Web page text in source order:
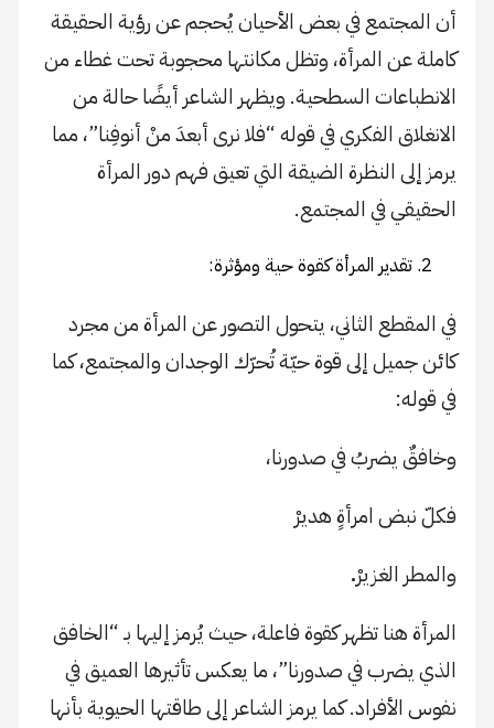
أن المجتمع في بعض الأحيان يُحجم عن رؤية الحقيقة
كاملة عن المرأة، وتظل مكانتها محجوبة تحت غطاء من
الانطباعات السطحية. ويظهر الشاعر أيضًا حالة من
الانغلاق الفكري في قوله “فلا نرى أبعدَ منْ أنوفِنا”، مما
يرمز إلى النظرة الضيقة التي تعيق فهم دور المرأة
الحقيقي في المجتمع.
تقدير المرأة كقوة حية ومؤثرة:
في المقطع الثاني، يتحول التصور عن المرأة من مجرد
كائن جميل إلى قوة حيّة تُحرّك الوجدان والمجتمع، كما
في قوله:
وخافقٌ يضربُ في صدورنا،
فكلّ نبض امرأةٍ هديرْ
والمطر الغزيرْ.
المرأة هنا تظهر كقوة فاعلة، حيث يُرمز إليها بـ “الخافق
الذي يضرب في صدورنا”، ما يعكس تأثيرها العميق في
نفوس الأفراد. كما يرمز الشاعر إلى طاقتها الحيوية بأنها